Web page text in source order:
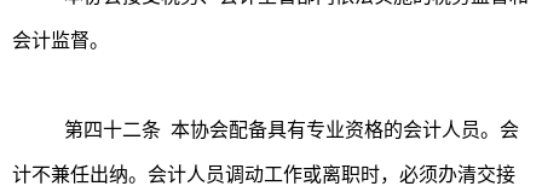
会计监督。
第四十二条 本协会配备具有专业资格的会计人员。会
计不兼任出纳。会计人员调动工作或离职时，必须办清交接